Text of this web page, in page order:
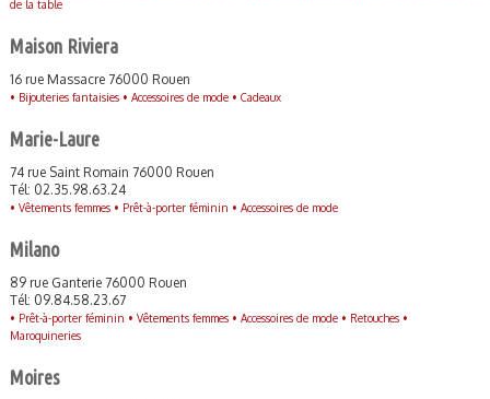
de la table
Maison Riviera
16 rue Massacre 76000 Rouen
• Bijouteries fantaisies • Accessoires de mode • Cadeaux
Marie-Laure
74 rue Saint Romain 76000 Rouen
Tél: 02.35.98.63.24
• Vêtements femmes • Prêt-à-porter féminin • Accessoires de mode
Milano
89 rue Ganterie 76000 Rouen
Tél: 09.84.58.23.67
• Prêt-à-porter féminin • Vêtements femmes • Accessoires de mode • Retouches •
Maroquineries
Moires